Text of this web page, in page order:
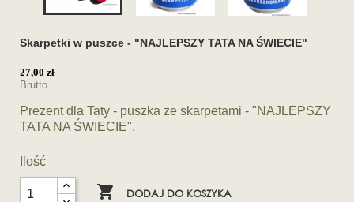
Skarpetki w puszce - "NAJLEPSZY TATA NA ŚWIECIE"
27,00 zł
Brutto
Prezent dla Taty - puszka ze skarpetami - "NAJLEPSZY
TATA NA ŚWIECIE".
Ilość
 DODAJ DO KOSZYKA